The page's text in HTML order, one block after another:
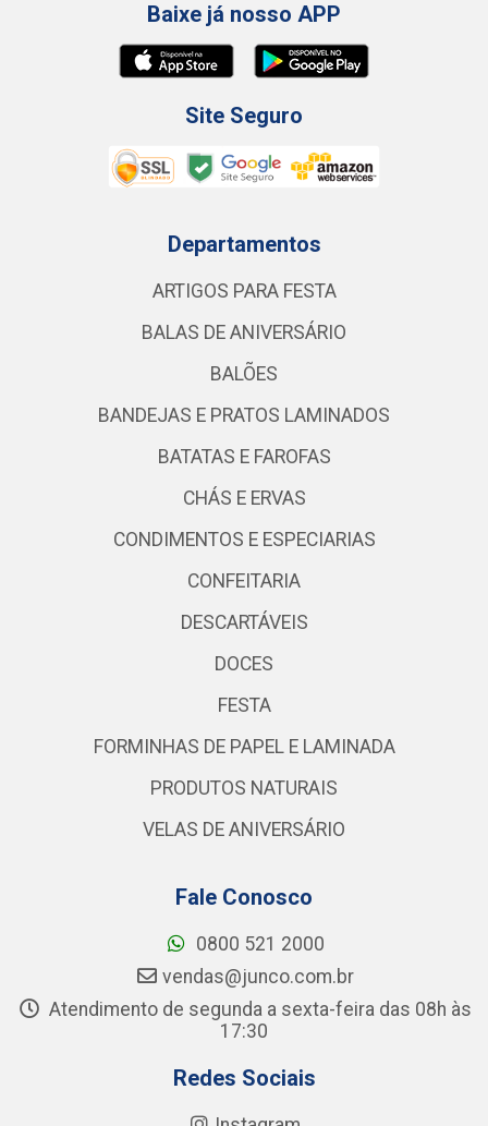
Baixe já nosso APP
Site Seguro
Departamentos
ARTIGOS PARA FESTA
BALAS DE ANIVERSÁRIO
BALÕES
BANDEJAS E PRATOS LAMINADOS
BATATAS E FAROFAS
CHÁS E ERVAS
CONDIMENTOS E ESPECIARIAS
CONFEITARIA
DESCARTÁVEIS
DOCES
FESTA
FORMINHAS DE PAPEL E LAMINADA
PRODUTOS NATURAIS
VELAS DE ANIVERSÁRIO
Fale Conosco
0800 521 2000
vendas@junco.com.br
Atendimento de segunda a sexta-feira das 08h às
17:30
Redes Sociais